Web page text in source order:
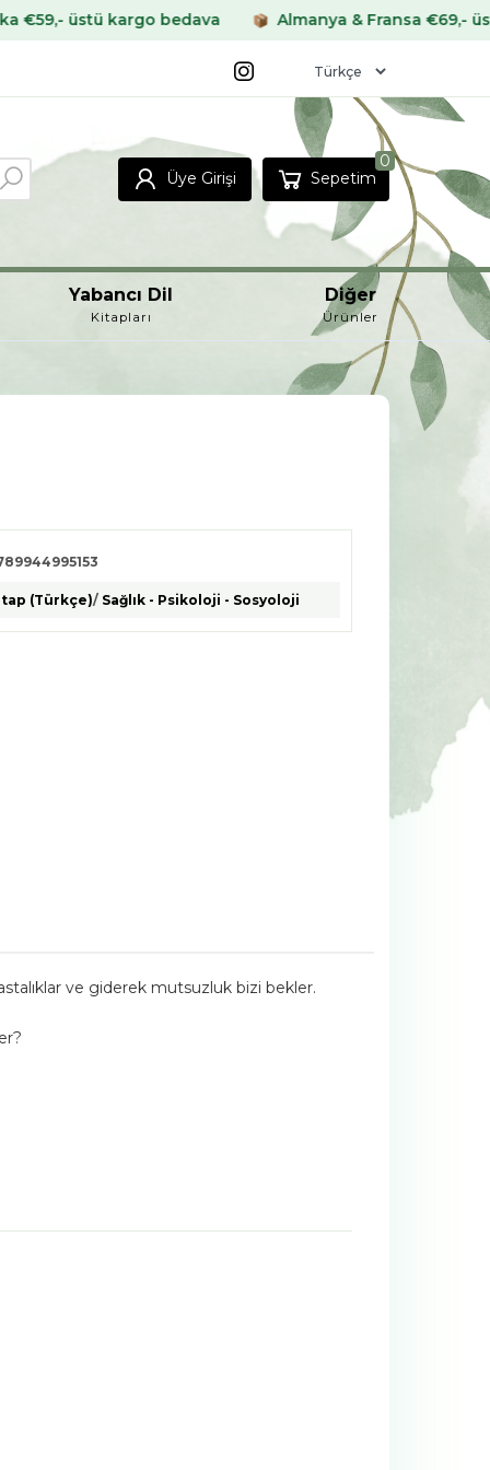
bedava Almanya & Fransa €69,- üstü kargo
Üye Girişi Sepetim
0
Yabancı Dil
Kitapları
Diğer
Ürünler
(Türkçe)/ Sağlık - Psikoloji - Sosyoloji
ve giderek mutsuzluk bizi bekler.